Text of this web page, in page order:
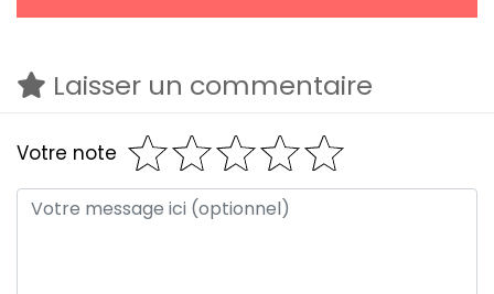
Laisser un commentaire
Votre note